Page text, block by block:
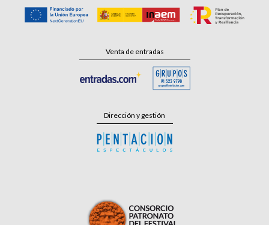
Venta de entradas
Dirección y gestión